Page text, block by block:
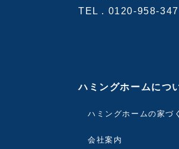
TEL . 0120-958-347
ハミングホームにつ
ハミングホームの家づ
会社案内